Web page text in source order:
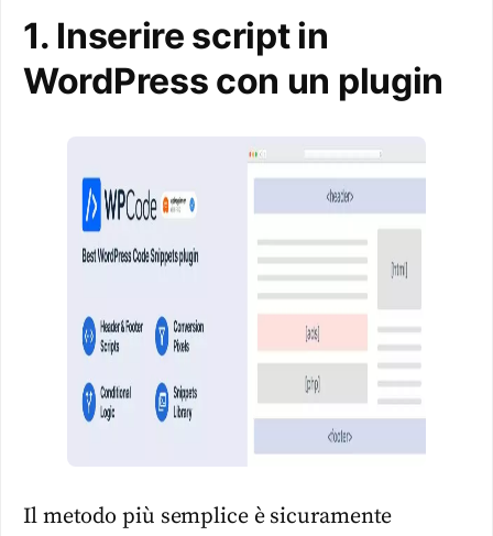
1. Inserire script in
WordPress con un plugin
Il metodo più semplice è sicuramente